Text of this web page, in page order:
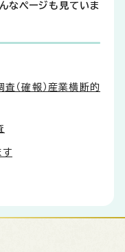
なページも見ていま
（確報）産業横断的